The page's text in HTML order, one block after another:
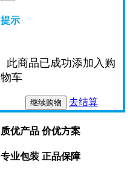
提示
此商品已成功添加入购
物车
继续购物 去结算
质优产品 价优方案
专业包装 正品保障